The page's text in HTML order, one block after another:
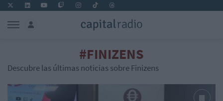
#FINIZENS
Descubre las últimas noticias sobre Finizens